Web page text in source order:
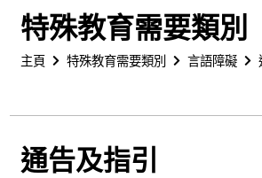
特殊教育需要類別
主頁 特殊教育需要類別 言語障礙
通告及指引